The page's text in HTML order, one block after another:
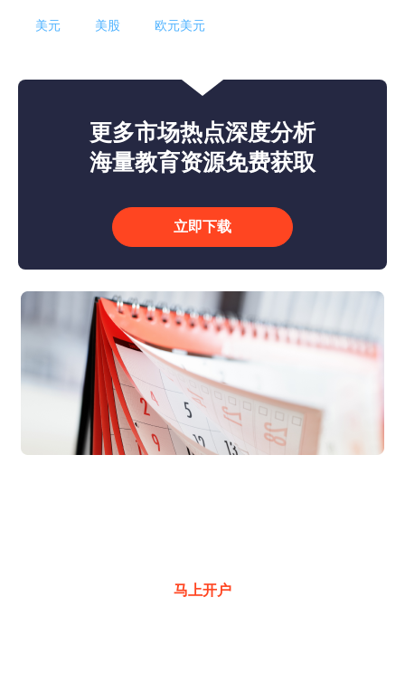
美元 美股 欧元美元
更多市场热点深度分析
海量教育资源免费获取
立即下载
马上开户